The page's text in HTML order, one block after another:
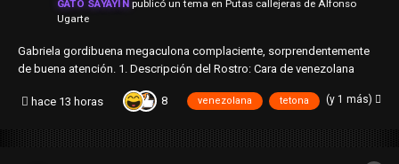
GATO SAYAYINpublicó un tema en Putas callejeras de Alfonso
Ugarte
Gabriela gordibuena megaculona complaciente, sorprendentemente
de buena atención. 1. Descripción del Rostro: Cara de venezolana
medios chinitos, nariz de chanchito, boca mediana, labios gruesos, y
hace 13 horas 8 venezolana tetona (y 1 más)